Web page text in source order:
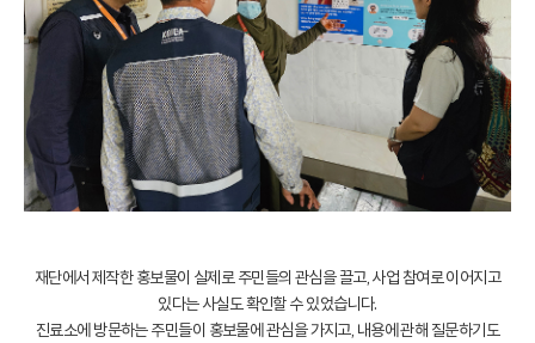
재단에서 제작한 홍보물이 실제로 주민들의 관심을 끌고, 사업 참여로 이어지고
있다는 사실도 확인할 수 있었습니다.
진료소에 방문하는 주민들이 홍보물에 관심을 가지고, 내용에 관해 질문하기도